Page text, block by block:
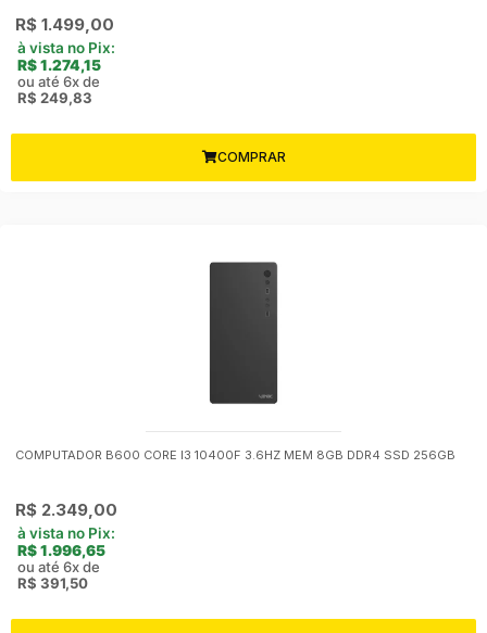
R$ 1.499,00
à vista no Pix:
R$1.274,15
ou até 6x de
R$ 249,83
COMPRAR
COMPUTADOR B600 CORE I3 10400F 3.6HZ MEM 8GB DDR4 SSD 256GB
R$ 2.349,00
à vista no Pix:
R$1.996,65
ou até 6x de
R$ 391,50